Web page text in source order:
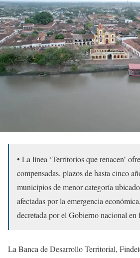
• La línea ‘Territorios que renacen’
compensadas, plazos de hasta cinco
municipios de menor categoría
afectadas por la emergencia
decretada por el Gobierno nacional en
La Banca de Desarrollo Territorial,